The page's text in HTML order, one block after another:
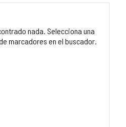
nada. Selecciona una
marcadores en el buscador.